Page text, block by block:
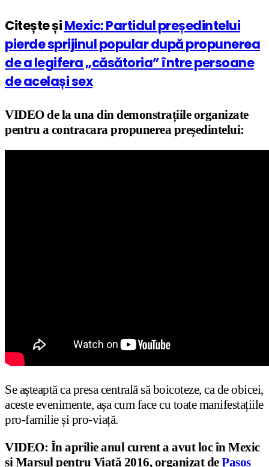
Citește șiMexic: Partidul președintelui
pierde sprijinul popular după propunerea
de a legifera „căsătoria” între persoane
de același sex
VIDEO de la una din demonstrațiile organizate
pentru a contracara propunerea președintelui:
Se așteaptă ca presa centrală să boicoteze, ca de obicei,
aceste evenimente, așa cum face cu toate manifestațiile
pro-familie și pro-viață.
VIDEO: În aprilie anul curent a avut loc în Mexic
și Marșul pentru Viață 2016, organizat dePasos